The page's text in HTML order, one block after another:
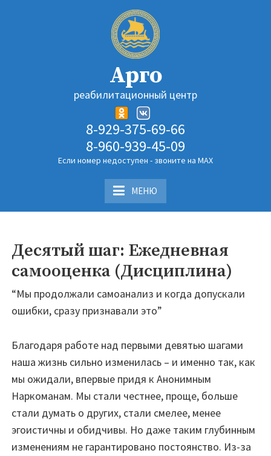
Арго
реабилитационный центр
8-929-375-69-66
8-960-939-45-09
Если номер недоступен - звоните на MAX
МЕНЮ
Десятый шаг: Ежедневная
самооценка (Дисциплина)
“Мы продолжали самоанализ и когда допускали
ошибки, сразу признавали это”
Благодаря работе над первыми девятью шагами
наша жизнь сильно изменилась – и именно так, как
мы ожидали, впервые придя к Анонимным
Наркоманам. Мы стали честнее, проще, больше
стали думать о других, стали смелее, менее
эгоистичны и обидчивы. Но даже таким глубинным
изменениям не гарантировано постоянство. Из-за